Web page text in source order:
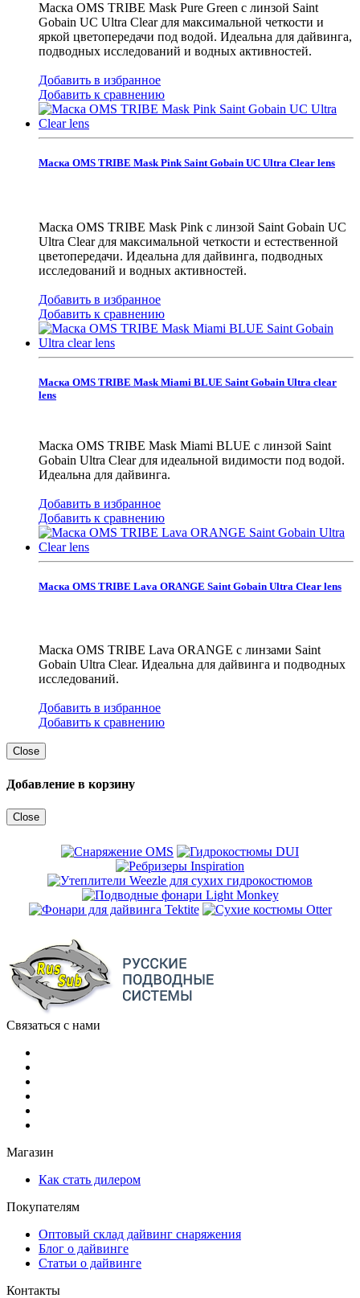
Маска OMS TRIBE Mask Pure Green с линзой Saint
Gobain UC Ultra Clear для максимальной четкости и
яркой цветопередачи под водой. Идеальна для дайвинга,
подводных исследований и водных активностей.
Добавить в избранное
Добавить к сравнению
Маска OMS TRIBE Mask Pink Saint Gobain UC Ultra Clear lens
Маска OMS TRIBE Mask Pink с линзой Saint Gobain UC
Ultra Clear для максимальной четкости и естественной
цветопередачи. Идеальна для дайвинга, подводных
исследований и водных активностей.
Добавить в избранное
Добавить к сравнению
Маска OMS TRIBE Mask Miami BLUE Saint Gobain Ultra clear
lens
Маска OMS TRIBE Mask Miami BLUE с линзой Saint
Gobain Ultra Clear для идеальной видимости под водой.
Идеальна для дайвинга.
Добавить в избранное
Добавить к сравнению
Маска OMS TRIBE Lava ORANGE Saint Gobain Ultra Clear lens
Маска OMS TRIBE Lava ORANGE с линзами Saint
Gobain Ultra Clear. Идеальна для дайвинга и подводных
исследований.
Добавить в избранное
Добавить к сравнению
Close
Добавление в корзину
Close
Связаться с нами
Магазин
Как стать дилером
Покупателям
Оптовый склад дайвинг снаряжения
Блог о дайвинге
Статьи о дайвинге
Контакты